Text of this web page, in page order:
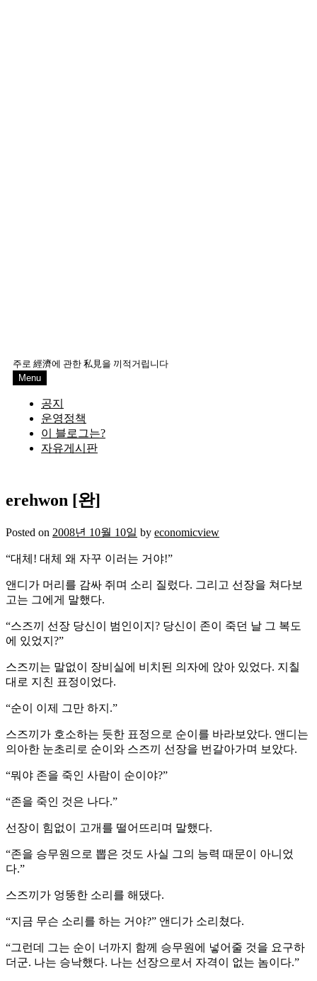
주로 經濟에 관한 私見을 끼적거립니다
Menu
공지
운영정책
이 블로그는?
자유게시판
erehwon [완]
Posted on 2008년 10월 10일 by economicview
“대체! 대체 왜 자꾸 이러는 거야!”
앤디가 머리를 감싸 쥐며 소리 질렀다. 그리고 선장을 쳐다보
고는 그에게 말했다.
“스즈끼 선장 당신이 범인이지? 당신이 존이 죽던 날 그 복도
에 있었지?”
스즈끼는 말없이 장비실에 비치된 의자에 앉아 있었다. 지칠
대로 지친 표정이었다.
“순이 이제 그만 하지.”
스즈끼가 호소하는 듯한 표정으로 순이를 바라보았다. 앤디는
의아한 눈초리로 순이와 스즈끼 선장을 번갈아가며 보았다.
“뭐야 존을 죽인 사람이 순이야?”
“존을 죽인 것은 나다.”
선장이 힘없이 고개를 떨어뜨리며 말했다.
“존을 승무원으로 뽑은 것도 사실 그의 능력 때문이 아니었
다.”
스즈끼가 엉뚱한 소리를 해댔다.
“지금 무슨 소리를 하는 거야?” 앤디가 소리쳤다.
“그런데 그는 순이 너까지 함께 승무원에 넣어줄 것을 요구하
더군. 나는 승낙했다. 나는 선장으로서 자격이 없는 놈이다.”